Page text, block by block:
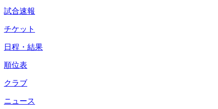
試合速報
チケット
日程・結果
順位表
クラブ
ニュース